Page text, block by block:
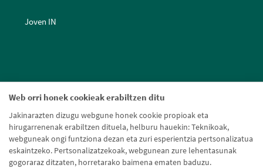
Web orri honek cookieak erabiltzen ditu
Jakinarazten dizugu webgune honek cookie propioak eta
hirugarrenenak erabiltzen dituela, helburu hauekin: Teknikoak,
webguneak ongi funtziona dezan eta zuri esperientzia pertsonalizatua
eskaintzeko. Pertsonalizatzekoak, webgunean zure lehentasunak
gogoraraz ditzaten, horretarako baimena ematen baduzu.
Joven IN